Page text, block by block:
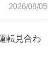
2026/08/05
転見合わ